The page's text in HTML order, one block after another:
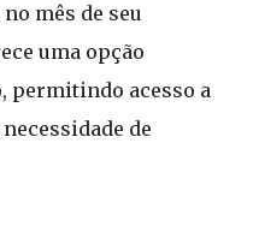
mês de seu
uma opção
permitindo acesso a
de